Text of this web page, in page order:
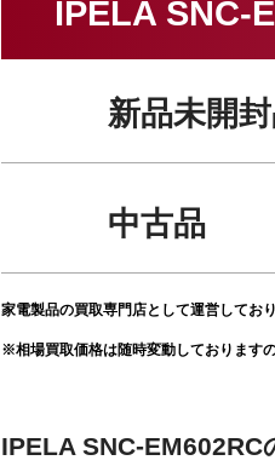
IPELA SNC-
新品未開
中古品
家電製品の買取専門店として運営してお
※相場買取価格は随時変動しております
IPELA SNC-EM602RC